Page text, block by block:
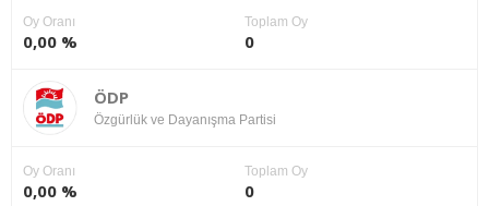
Oy Oranı
0,00 %
Toplam Oy
0
ÖDP
Özgürlük ve Dayanışma Partisi
Oy Oranı
0,00 %
Toplam Oy
0